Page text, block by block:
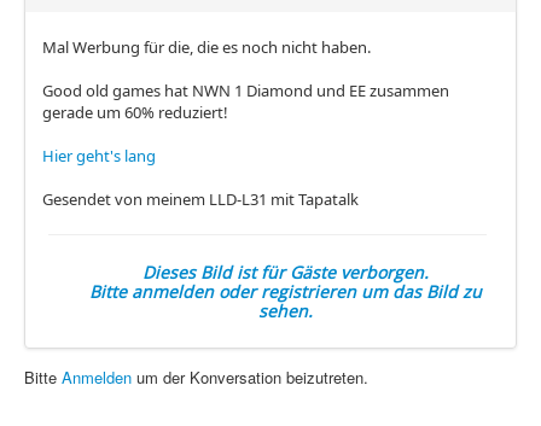
Mal Werbung für die, die es noch nicht haben.
Good old games hat NWN 1 Diamond und EE zusammen
gerade um 60% reduziert!
Hier geht's lang
Gesendet von meinem LLD-L31 mit Tapatalk
Dieses Bild ist für Gäste verborgen.
Bitte anmelden oder registrieren um das Bild zu
sehen.
Bitte Anmelden um der Konversation beizutreten.